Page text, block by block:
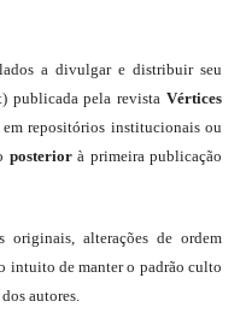
a divulgar e distribuir seu
publicada pela revistaVértices
repositórios institucionais ou
posteriorà primeira publicação
originais, alterações de ordem
intuito de manter o padrão culto
autores.